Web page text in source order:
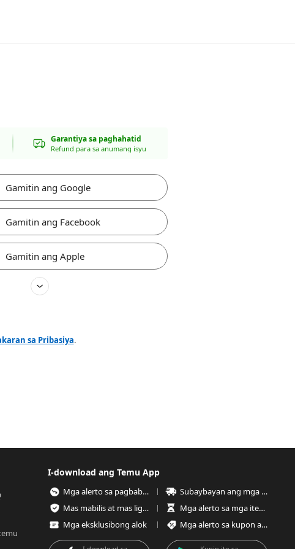
Garantiya sa paghahatid
Refund para sa anumang isyu
Gamitin ang Google
Gamitin ang Facebook
Gamitin ang Apple
sa Pribasiya.
I-download ang Temu App
Mga alerto sa pagbaba ng presyo
Subaybayan ang mga order anumang oras
Mas mabilis at mas ligtas na pag-checkout
Mga alerto sa mga item na kaunting stock
Mga eksklusibong alok
Mga alerto sa kupon at alok